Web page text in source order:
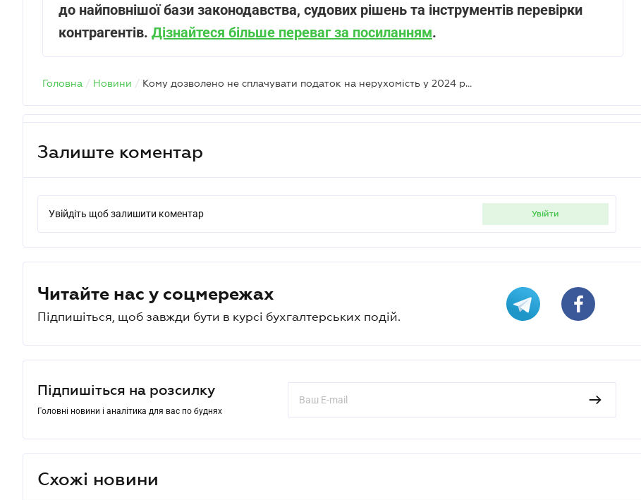
до найповнішої бази законодавства, судових рішень та інструментів перевірки
контрагентів. Дізнайтеся більше переваг за посиланням.
Головна / Новини / Кому дозволено не сплачувати податок на нерухомість у 2024 році
Залиште коментар
Увійдіть щоб залишити коментар увійти
Читайте нас у соцмережах
Підпишіться, щоб завжди бути в курсі бухгалтерських подій.
Підпишіться на розсилку
Головні новини і аналітика для вас по буднях
Схожі новини